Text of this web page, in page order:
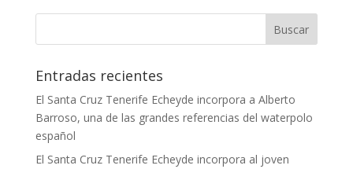
Entradas recientes
El Santa Cruz Tenerife Echeyde incorpora a Alberto
Barroso, una de las grandes referencias del waterpolo
español
El Santa Cruz Tenerife Echeyde incorpora al joven